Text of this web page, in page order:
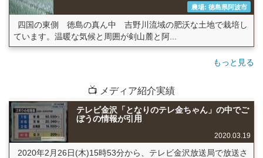
農場: 徳島県阿波市
四国の東側 徳島の真ん中 吉野川流域の肥沃な土地で栽培し
ています。温暖な気候と周囲が剣山麓と阿...
もっと見る
📺 メディア紹介実績
テレビ金沢「となりのテレ金ちゃん」の中でご
ぼうの情報が引用
2020.03.19
2020年2月26日(木)15時53分から、テレビ金沢放送局で放送さ